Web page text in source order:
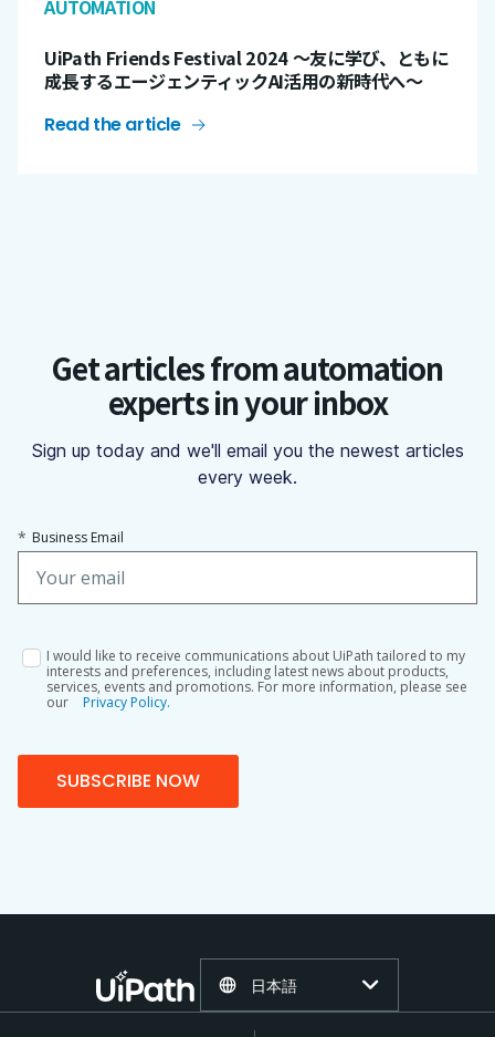
AUTOMATION
UiPath Friends Festival 2024 ～友に学び、ともに
成長するエージェンティックAI活用の新時代へ～
Read the article
Get articles from automation
experts in your inbox
Sign up today and we'll email you the newest articles
every week.
* Business Email
I would like to receive communications about UiPath tailored to my
interests and preferences, including latest news about products,
services, events and promotions. For more information, please see
our
Privacy Policy.
SUBSCRIBE NOW
日本語